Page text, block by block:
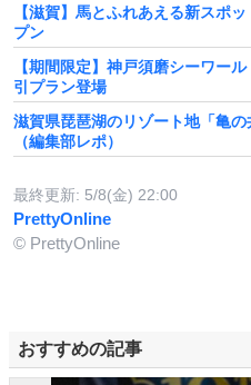
【滋賀】馬とふれあえる新スポ
プン
【期間限定】神戸須磨シーワー
引プラン登場
滋賀県琵琶湖のリゾート地「亀
（編集部レポ）
最終更新: 5/8(金) 22:00
PrettyOnline
© PrettyOnline
おすすめの記事